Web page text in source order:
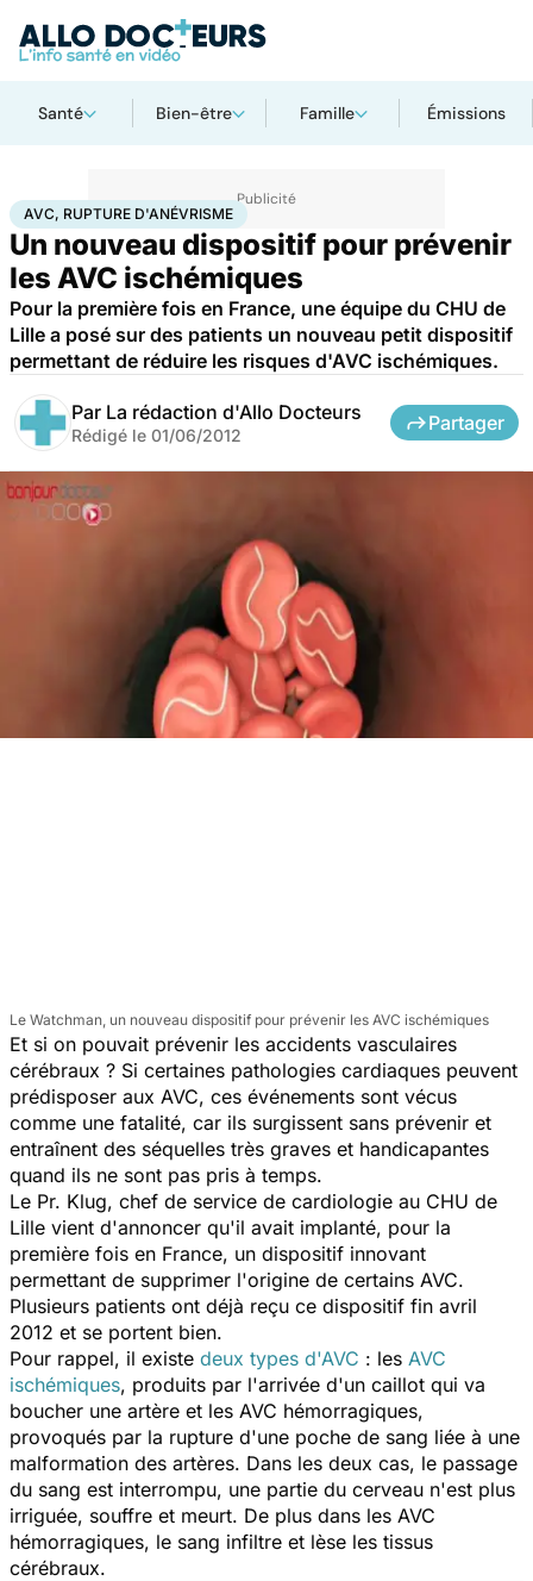
Santé Bien-être Famille Émissions
AccueilSantéAVC, rupture d'anévrisme
AVC, RUPTURE D'ANÉVRISME
Un nouveau dispositif pour prévenir
les AVC ischémiques
Pour la première fois en France, une équipe du CHU de
Lille a posé sur des patients un nouveau petit dispositif
permettant de réduire les risques d'AVC ischémiques.
Par La rédaction d'Allo Docteurs
Rédigé le 01/06/2012
Partager
Le Watchman, un nouveau dispositif pour prévenir les AVC ischémiques
Et si on pouvait prévenir les accidents vasculaires
cérébraux ? Si certaines pathologies cardiaques peuvent
prédisposer aux AVC, ces événements sont vécus
comme une fatalité, car ils surgissent sans prévenir et
entraînent des séquelles très graves et handicapantes
quand ils ne sont pas pris à temps.
Le Pr. Klug, chef de service de cardiologie au CHU de
Lille vient d'annoncer qu'il avait implanté, pour la
première fois en France, un dispositif innovant
permettant de supprimer l'origine de certains AVC.
Plusieurs patients ont déjà reçu ce dispositif fin avril
2012 et se portent bien.
Pour rappel, il existe deux types d'AVC : les AVC
ischémiques, produits par l'arrivée d'un caillot qui va
boucher une artère et les AVC hémorragiques,
provoqués par la rupture d'une poche de sang liée à une
malformation des artères. Dans les deux cas, le passage
du sang est interrompu, une partie du cerveau n'est plus
irriguée, souffre et meurt. De plus dans les AVC
hémorragiques, le sang infiltre et lèse les tissus
cérébraux.